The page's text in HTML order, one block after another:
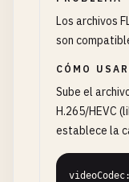
Los archivos
son
CÓMO
Sube el
H.265/HEVC
establece la